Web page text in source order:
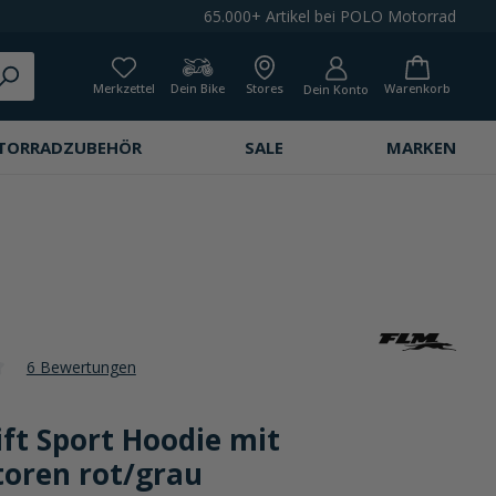
65.000+ Artikel bei POLO Motorrad
Merkzettel Dein Bike Stores Dein Konto Warenkorb
SALE MARKEN
6 Bewertungen
Sport Hoodie mit
rot/grau